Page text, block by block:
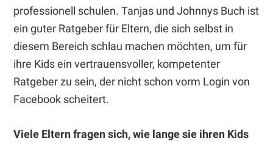
professionell schulen. Tanjas und Johnnys Buch ist
ein guter Ratgeber für Eltern, die sich selbst in
diesem Bereich schlau machen möchten, um für
ihre Kids ein vertrauensvoller, kompetenter
Ratgeber zu sein, der nicht schon vorm Login von
Facebook scheitert.
Viele Eltern fragen sich, wie lange sie ihren Kids